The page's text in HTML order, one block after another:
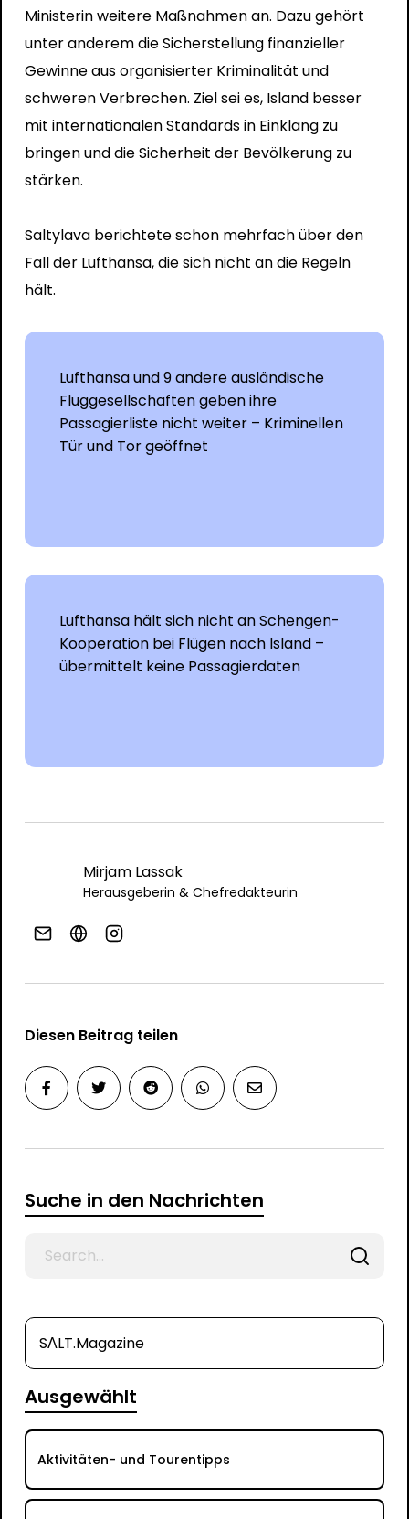
Ministerin weitere Maßnahmen an. Dazu gehört
unter anderem die Sicherstellung finanzieller
Gewinne aus organisierter Kriminalität und
schweren Verbrechen. Ziel sei es, Island besser
mit internationalen Standards in Einklang zu
bringen und die Sicherheit der Bevölkerung zu
stärken.
Saltylava berichtete schon mehrfach über den
Fall der Lufthansa, die sich nicht an die Regeln
hält.
Lufthansa und 9 andere ausländische
Fluggesellschaften geben ihre
Passagierliste nicht weiter – Kriminellen
Tür und Tor geöffnet
Lufthansa hält sich nicht an Schengen-
Kooperation bei Flügen nach Island –
übermittelt keine Passagierdaten
Mirjam Lassak
Herausgeberin & Chefredakteurin
Diesen Beitrag teilen
Suche in den Nachrichten
SΛLT.Magazine
Ausgewählt
Aktivitäten- und Tourentipps